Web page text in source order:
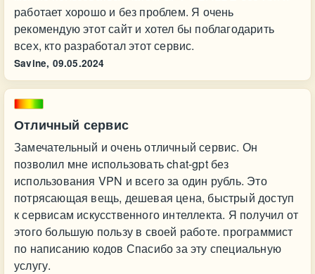
работает хорошо и без проблем. Я очень
рекомендую этот сайт и хотел бы поблагодарить
всех, кто разработал этот сервис.
Savine, 09.05.2024
Отличный сервис
Замечательный и очень отличный сервис. Он
позволил мне использовать chat-gpt без
использования VPN и всего за один рубль. Это
потрясающая вещь, дешевая цена, быстрый доступ
к сервисам искусственного интеллекта. Я получил от
этого большую пользу в своей работе. программист
по написанию кодов Спасибо за эту специальную
услугу.